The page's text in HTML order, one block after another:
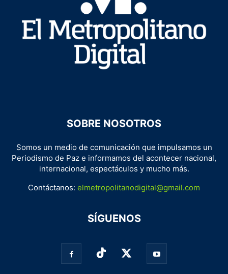
SOBRE NOSOTROS
Somos un medio de comunicación que impulsamos un
Periodismo de Paz e informamos del acontecer nacional,
internacional, espectáculos y mucho más.
Contáctanos: elmetropolitanodigital@gmail.com
SÍGUENOS